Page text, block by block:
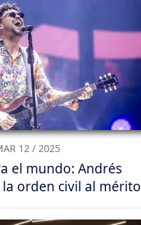
12 / 2025
el mundo: Andrés
la orden civil al mérito